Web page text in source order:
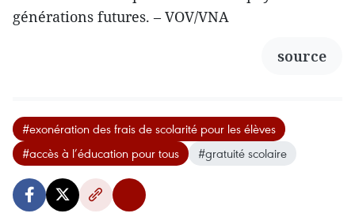
générations futures. – VOV/VNA
source
#exonération des frais de scolarité pour les élèves
#accès à l’éducation pour tous
#gratuité scolaire